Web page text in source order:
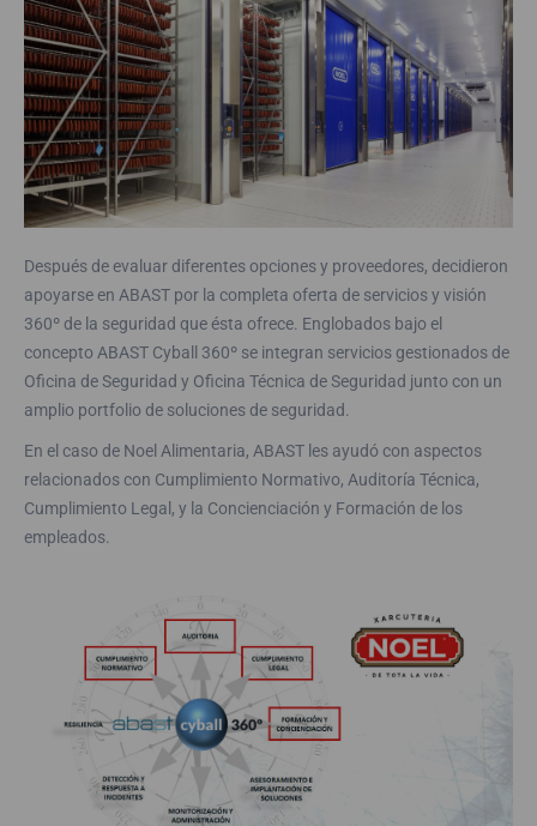
Después de evaluar diferentes opciones y proveedores, decidieron
apoyarse en ABAST por la completa oferta de servicios y visión
360º de la seguridad que ésta ofrece. Englobados bajo el
concepto ABAST Cyball 360º se integran servicios gestionados de
Oficina de Seguridad y Oficina Técnica de Seguridad junto con un
amplio portfolio de soluciones de seguridad.
En el caso de Noel Alimentaria, ABAST les ayudó con aspectos
relacionados con Cumplimiento Normativo, Auditoría Técnica,
Cumplimiento Legal, y la Concienciación y Formación de los
empleados.